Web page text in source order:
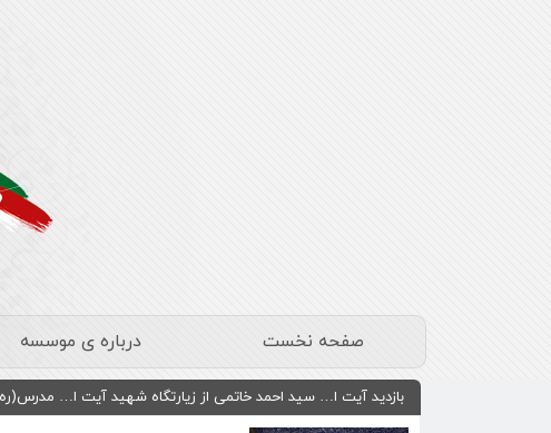
صفحه نخست درباره ی موسسه
بازدید آیت ا… سید احمد خاتمی از زیارتگاه شهید آیت ا…